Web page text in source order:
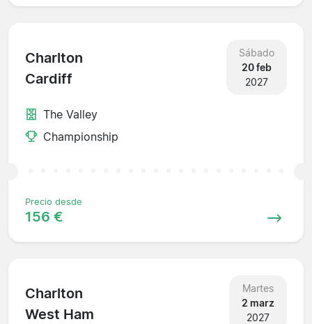
Charlton
Cardiff
Sábado
20 feb
2027
The Valley
Championship
Precio desde
156 €
Charlton
West Ham
Martes
2 marz
2027